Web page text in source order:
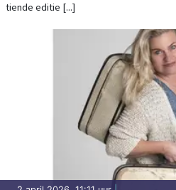
tiende editie [...]